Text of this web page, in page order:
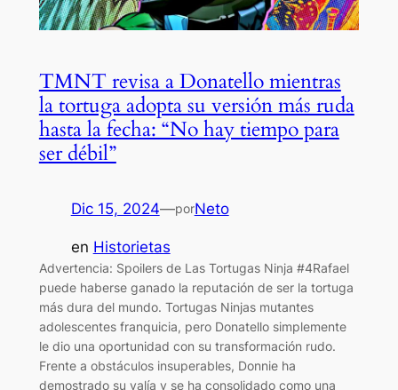
TMNT revisa a Donatello mientras
la tortuga adopta su versión más ruda
hasta la fecha: “No hay tiempo para
ser débil”
Dic 15, 2024—porNeto
en Historietas
Advertencia: Spoilers de Las Tortugas Ninja #4Rafael
puede haberse ganado la reputación de ser la tortuga
más dura del mundo. Tortugas Ninjas mutantes
adolescentes franquicia, pero Donatello simplemente
le dio una oportunidad con su transformación rudo.
Frente a obstáculos insuperables, Donnie ha
demostrado su valía y se ha consolidado como una